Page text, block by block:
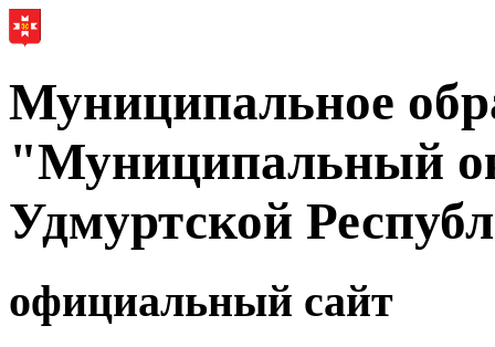
Муниципальное
"Муниципальный
Удмуртской
официальный сайт